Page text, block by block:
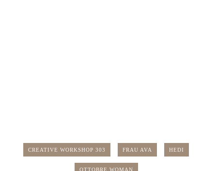
CREATIVE WORKSHOP 303 FRAU AVA HEDI
OTTOBRE WOMAN